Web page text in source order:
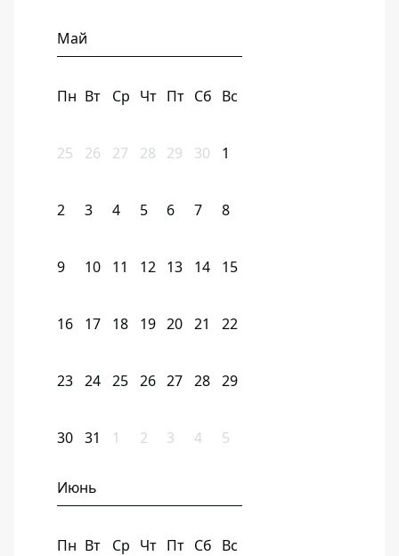
Май
Пн Вт Ср Чт Пт Сб Вс
25 26 27 28 29 30 1
2 3 4 5 6 7 8
9 10 11 12 13 14 15
16 17 18 19 20 21 22
23 24 25 26 27 28 29
30 31 1 2 3 4 5
Июнь
Пн Вт Ср Чт Пт Сб Вс